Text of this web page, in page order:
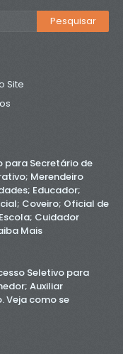
Site
para Secretário de
Merendeiro
Educador;
Coveiro; Oficial de
Cuidador
Mais
Seletivo para
Auxiliar
Veja como se